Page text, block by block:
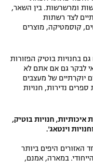
ומרשרשות. בין השאר,
לצד רשתות
קוסמטיקה, מוצרים
בחנויות בוטיק הפזורות
לבקר גם אם אתם לא
יוקרתיים של מעצבים
ספרים נדירות, חנויות
חנויות בוטיק,
וינטאג'.
האזורים היפים ביותר
במארה, אמנם,